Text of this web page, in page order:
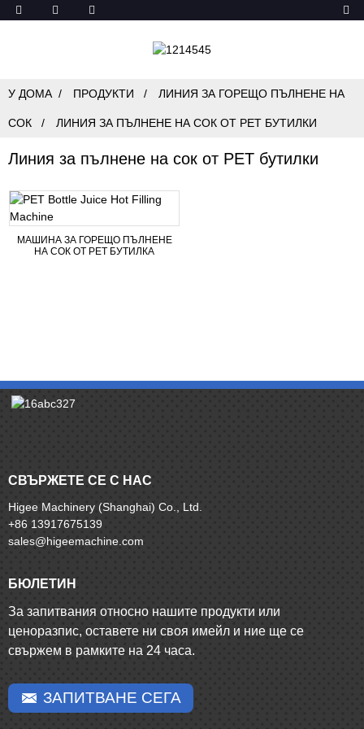
У ДОМА ПРОДУКТИ ЛИНИЯ ЗА ГОРЕЩО ПЪЛНЕНЕ НА
СОК ЛИНИЯ ЗА ПЪЛНЕНЕ НА СОК ОТ PET БУТИЛКИ
Линия за пълнене на сок от PET бутилки
МАШИНА ЗА ГОРЕЩО ПЪЛНЕНЕ
НА СОК ОТ PET БУТИЛКА
СВЪРЖЕТЕ СЕ С НАС
Higee Machinery (Shanghai) Co., Ltd.
+86 13917675139
sales@higeemachine.com
БЮЛЕТИН
За запитвания относно нашите продукти или
ценоразпис, оставете ни своя имейл и ние ще се
свържем в рамките на 24 часа.
ЗАПИТВАНЕ СЕГА